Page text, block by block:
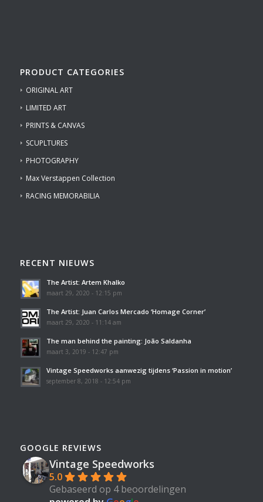
PRODUCT CATEGORIES
ORIGINAL ART
LIMITED ART
PRINTS & CANVAS
SCUPLTURES
PHOTOGRAPHY
Max Verstappen Collection
RACING MEMORABILIA
RECENT NIEUWS
The Artist: Artem Khalko
maart 29, 2020 - 12:15 pm
The Artist: Juan Carlos Mercado ‘Homage Corner’
maart 29, 2020 - 11:14 am
The man behind the painting: João Saldanha
maart 3, 2019 - 12:47 pm
Vintage Speedworks aanwezig tijdens ‘Passion in motion’
september 8, 2018 - 12:54 pm
GOOGLE REVIEWS
Vintage Speedworks
5.0
Gebaseerd op 4 beoordelingen